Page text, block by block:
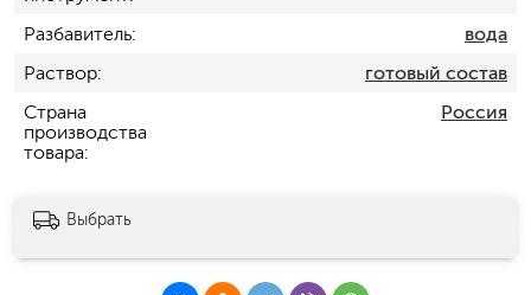
Разбавитель
вода
Раствор
готовый состав
Страна
производства
товара
Россия
Выбрать